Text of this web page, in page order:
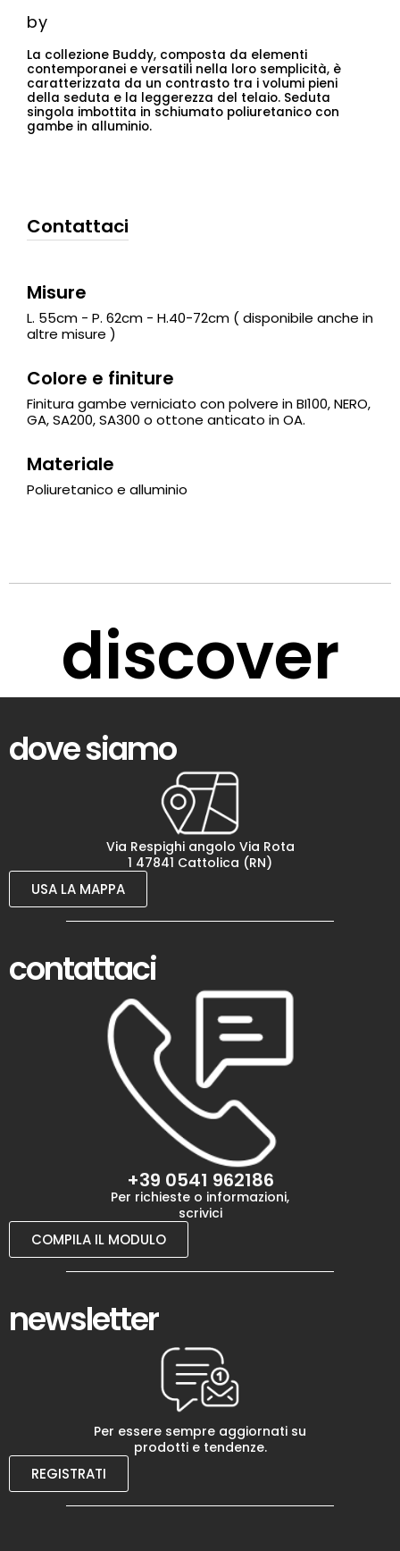
by
La collezione Buddy, composta da elementi
contemporanei e versatili nella loro semplicità, è
caratterizzata da un contrasto tra i volumi pieni
della seduta e la leggerezza del telaio. Seduta
singola imbottita in schiumato poliuretanico con
gambe in alluminio.
Contattaci
Misure
L. 55cm - P. 62cm - H.40-72cm ( disponibile anche in
altre misure )
Colore e finiture
Finitura gambe verniciato con polvere in BI100, NERO,
GA, SA200, SA300 o ottone anticato in OA.
Materiale
Poliuretanico e alluminio
discover
dove siamo
Via Respighi angolo Via Rota
1 47841 Cattolica (RN)
USA LA MAPPA
contattaci
+39 0541 962186
Per richieste o informazioni,
scrivici
COMPILA IL MODULO
newsletter
Per essere sempre aggiornati su
prodotti e tendenze.
REGISTRATI